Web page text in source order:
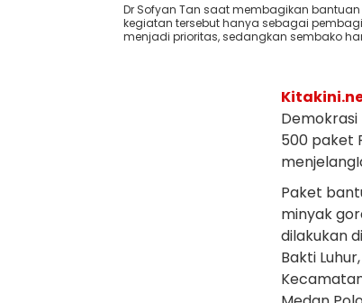
Dr Sofyan Tan saat membagikan
kegiatan tersebut hanya sebagai
menjadi prioritas, sedangkan sembako
Demokrasi
500 paket
Paket
minyak
dilakukan
Bakti